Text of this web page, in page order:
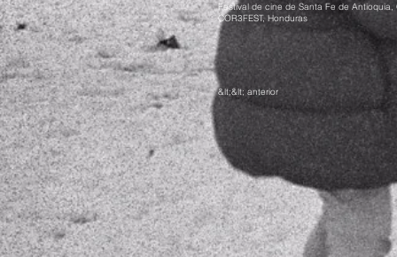
Festival de cine de Santa Fe de Antioquia,
COR3FEST, Honduras
&lt;&lt; anterior